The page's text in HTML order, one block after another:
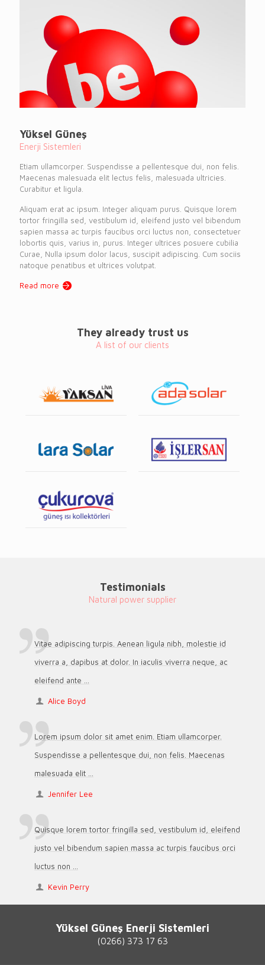
Yüksel Güneş
Enerji Sistemleri
Etiam ullamcorper. Suspendisse a pellentesque dui, non felis.
Maecenas malesuada elit lectus felis, malesuada ultricies.
Curabitur et ligula.
Aliquam erat ac ipsum. Integer aliquam purus. Quisque lorem
tortor fringilla sed, vestibulum id, eleifend justo vel bibendum
sapien massa ac turpis faucibus orci luctus non, consectetuer
lobortis quis, varius in, purus. Integer ultrices posuere cubilia
Curae, Nulla ipsum dolor lacus, suscipit adipiscing. Cum sociis
natoque penatibus et ultrices volutpat.
Read more
They already trust us
A list of our clients
Testimonials
Natural power supplier
Vitae adipiscing turpis. Aenean ligula nibh, molestie id
viverra a, dapibus at dolor. In iaculis viverra neque, ac
eleifend ante ...
Alice Boyd
Lorem ipsum dolor sit amet enim. Etiam ullamcorper.
Suspendisse a pellentesque dui, non felis. Maecenas
malesuada elit ...
Jennifer Lee
Quisque lorem tortor fringilla sed, vestibulum id, eleifend
justo vel bibendum sapien massa ac turpis faucibus orci
luctus non ...
Kevin Perry
Yüksel Güneş Enerji Sistemleri
(0266) 373 17 63